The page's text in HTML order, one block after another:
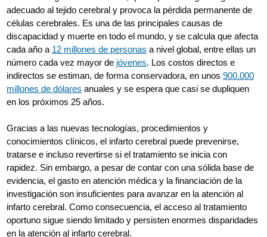
adecuado al tejido cerebral y provoca la pérdida permanente de
células cerebrales. Es una de las principales causas de
discapacidad y muerte en todo el mundo, y se calcula que afecta
cada año a 12 millones de personas a nivel global, entre ellas un
número cada vez mayor de jóvenes. Los costos directos e
indirectos se estiman, de forma conservadora, en unos900.000
millones de dólares anuales y se espera que casi se dupliquen
en los próximos 25 años.
Gracias a las nuevas tecnologías, procedimientos y
conocimientos clínicos, el infarto cerebral puede prevenirse,
tratarse e incluso revertirse si el tratamiento se inicia con
rapidez. Sin embargo, a pesar de contar con una sólida base de
evidencia, el gasto en atención médica y la financiación de la
investigación son insuficientes para avanzar en la atención al
infarto cerebral. Como consecuencia, el acceso al tratamiento
oportuno sigue siendo limitado y persisten enormes disparidades
en la atención al infarto cerebral.